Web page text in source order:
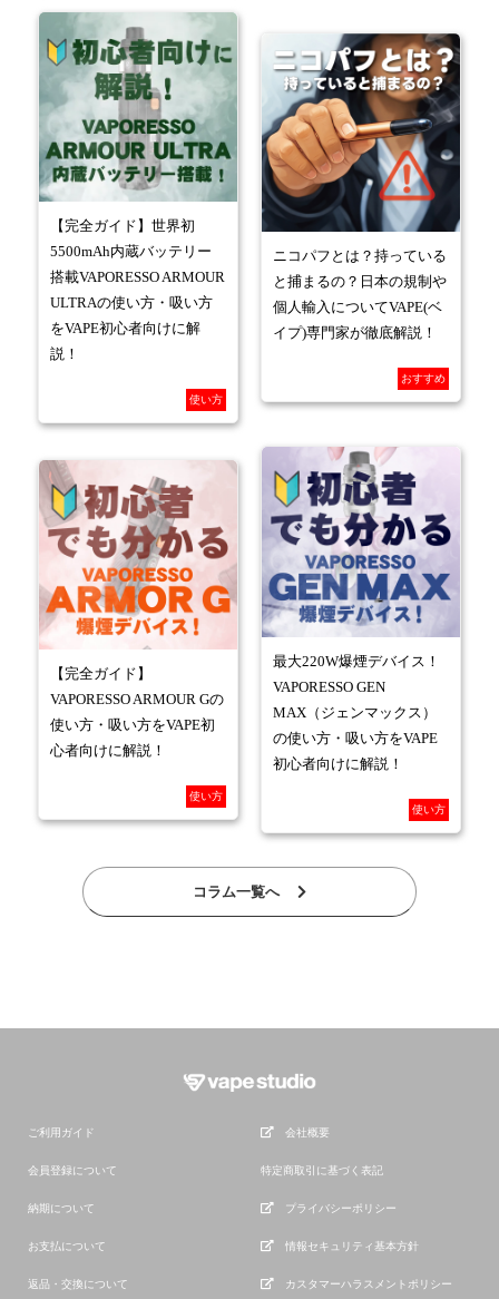
【完全ガイド】世界初
5500mAh内蔵バッテリー
搭載VAPORESSO ARMOUR
ULTRAの使い方・吸い方
をVAPE初心者向けに解
説！
使い方
ニコパフとは？持っている
と捕まるの？日本の規制や
個人輸入についてVAPE(ベ
イプ)専門家が徹底解説！
おすすめ
【完全ガイド】
VAPORESSO ARMOUR Gの
使い方・吸い方をVAPE初
心者向けに解説！
使い方
最大220W爆煙デバイス！
VAPORESSO GEN
MAX（ジェンマックス）
の使い方・吸い方をVAPE
初心者向けに解説！
使い方
コラム一覧へ
ご利用ガイド
会員登録について
納期について
お支払について
返品・交換について
会社概要
特定商取引に基づく表記
プライバシーポリシー
情報セキュリティ基本方針
カスタマーハラスメントポリシー